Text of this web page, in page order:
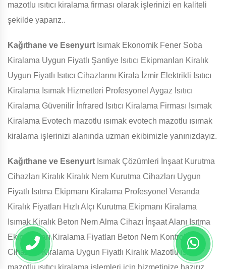
mazotlu ısıtıcı kiralama firması olarak işlerinizi en kaliteli
şekilde yaparız..
Kağıthane ve Esenyurt Isımak Ekonomik Fener Soba
Kiralama Uygun Fiyatlı Şantiye Isıtıcı Ekipmanları Kiralık
Uygun Fiyatlı Isıtıcı Cihazlarını Kirala İzmir Elektrikli Isıtıcı
Kiralama Isımak Hizmetleri Profesyonel Aygaz Isıtıcı
Kiralama Güvenilir İnfrared Isıtıcı Kiralama Firması Isımak
Kiralama Evotech mazotlu ısımak evotech mazotlu ısımak
kiralama işlerinizi alanında uzman ekibimizle yanınızdayız.
Kağıthane ve Esenyurt Isımak Çözümleri İnşaat Kurutma
Cihazları Kiralık Kiralık Nem Kurutma Cihazları Uygun
Fiyatlı Isıtma Ekipmanı Kiralama Profesyonel Veranda
Kiralık Fiyatları Hızlı Alçı Kurutma Ekipmanı Kiralama
Isımak Kiralık Beton Nem Alma Cihazı İnşaat Alanı Isıtma
Ekipmanları Kiralama Fiyatları Beton Nem Kontrol
Cihazları Kiralama Uygun Fiyatlı Kiralık Mazotlu ısıtıcı